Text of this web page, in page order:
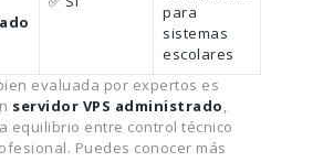
para
sistemas
escolares
evaluada por expertos es
servidor VPS administrado
equilibrio entre control técnico
Puedes conocer más